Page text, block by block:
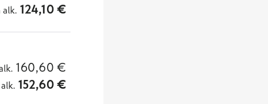
alk. 124,10€
160,60 €
alk. 152,60€